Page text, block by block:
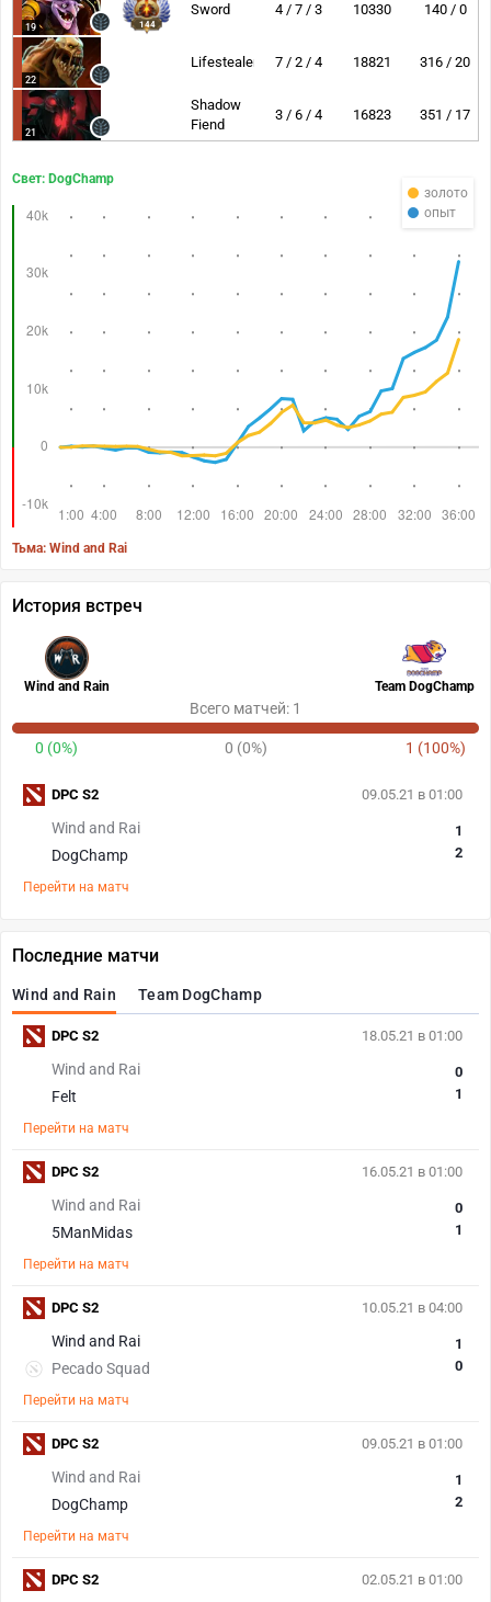
19 144
Sword 4 / 7 / 3 10330 140 / 0
22
Lifestealer 7 / 2 / 4 18821 316 / 20
21
Shadow
Fiend
3 / 6 / 4 16823 351 / 17
золото
опыт
Свет: DogChamp
Тьма: Wind and Rai
История встреч
Wind and Rain Team DogChamp
Всего матчей: 1
0 (0%) 0 (0%) 1 (100%)
09.05.21 в 01:00
Wind and Rai
DogChamp
1
2
Перейти на матч
DPC S2
Последние матчи
Wind and Rain Team DogChamp
18.05.21 в 01:00
Wind and Rai
Felt
0
1
Перейти на матч
DPC S2
16.05.21 в 01:00
Wind and Rai
5ManMidas
0
1
Перейти на матч
DPC S2
10.05.21 в 04:00
Wind and Rai
Pecado Squad
1
0
Перейти на матч
DPC S2
09.05.21 в 01:00
Wind and Rai
DogChamp
1
2
Перейти на матч
DPC S2
02.05.21 в 01:00
DPC S2